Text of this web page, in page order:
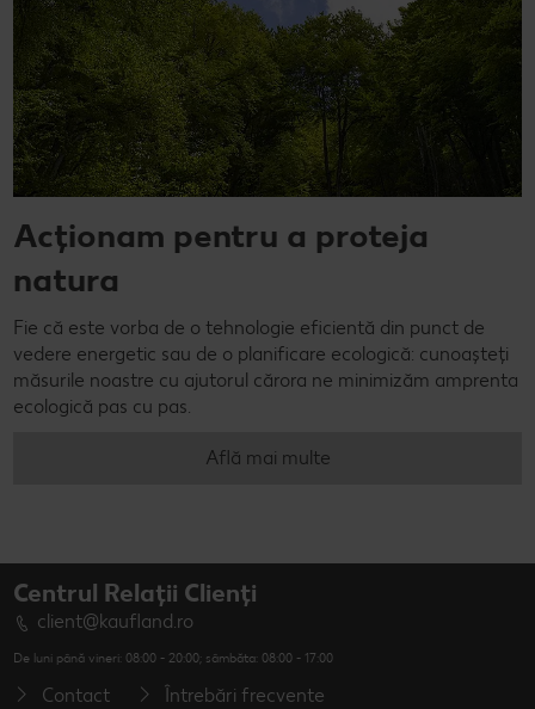
Acționam pentru a proteja
natura
Fie că este vorba de o tehnologie eficientă din punct de
vedere energetic sau de o planificare ecologică: cunoașteți
măsurile noastre cu ajutorul cărora ne minimizăm amprenta
ecologică pas cu pas.
Află mai multe
Centrul Relații Clienți
client@kaufland.ro
De luni până vineri: 08:00 - 20:00; sâmbăta: 08:00 - 17:00
Contact Întrebări frecvente